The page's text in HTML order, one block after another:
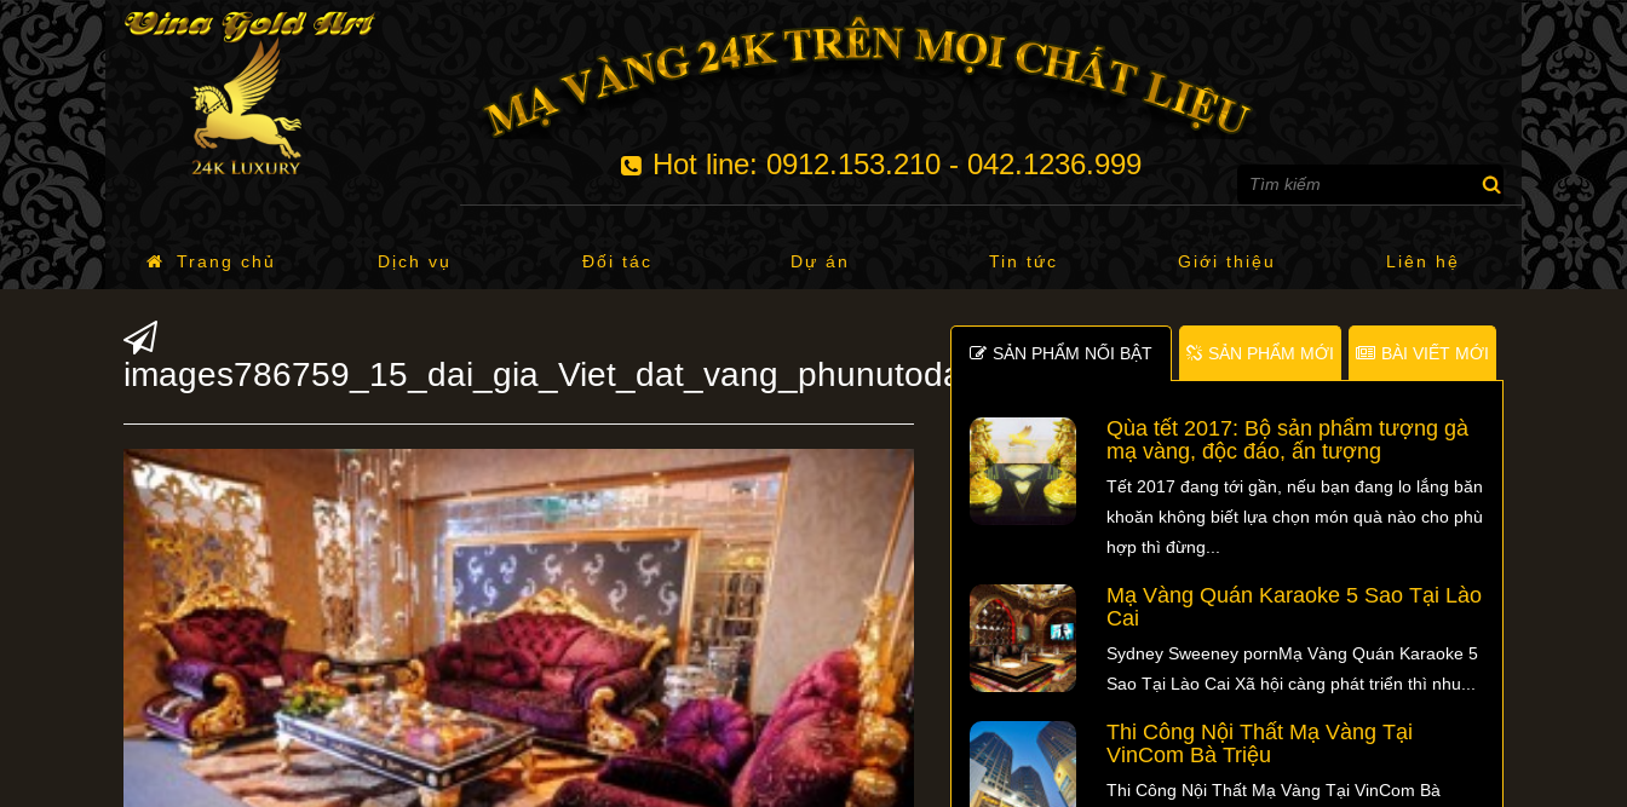
Hot line: 0912.153.210 - 042.1236.999
Trang chủ Dịch vụ Đối tác Dự án Tin tức Giới thiệu Liên hệ
images786759_15_dai_gia_Viet_dat_vang_phunutoday
SẢN PHẨM NỐI BẬT SẢN PHẨM MỚI BÀI VIẾT MỚI
Qùa tết 2017: Bộ sản phẩm tượng gà
mạ vàng, độc đáo, ấn tượng
Tết 2017 đang tới gần, nếu bạn đang lo lắng băn
khoăn không biết lựa chọn món quà nào cho phù
hợp thì đừng...
Mạ Vàng Quán Karaoke 5 Sao Tại Lào
Cai
Sydney Sweeney pornMạ Vàng Quán Karaoke 5
Sao Tại Lào Cai Xã hội càng phát triển thì nhu...
Thi Công Nội Thất Mạ Vàng Tại
VinCom Bà Triệu
Thi Công Nội Thất Mạ Vàng Tại VinCom Bà